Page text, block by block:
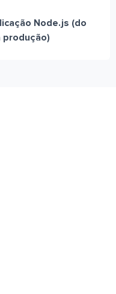
Node.js (do
produção)